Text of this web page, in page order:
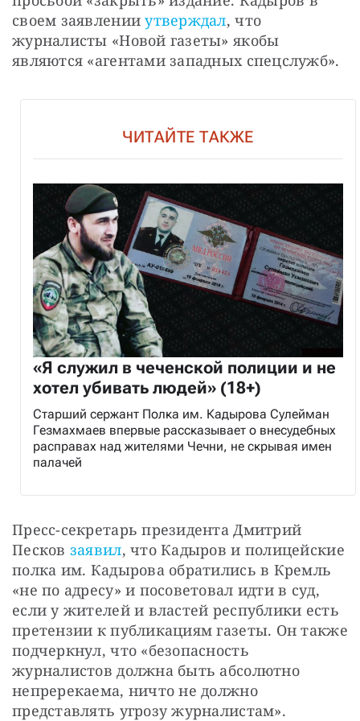
своем заявлении утверждал, что
журналисты «Новой газеты» якобы
являются «агентами западных спецслужб».
ЧИТАЙТЕ ТАКЖЕ
«Я служил в чеченской полиции и не
хотел убивать людей» (18+)
Старший сержант Полка им. Кадырова Сулейман
Гезмахмаев впервые рассказывает о внесудебных
расправах над жителями Чечни, не скрывая имен
палачей
Пресс-секретарь президента Дмитрий
Песков заявил, что Кадыров и полицейские
полка им. Кадырова обратились в Кремль
«не по адресу» и посоветовал идти в суд,
если у жителей и властей республики есть
претензии к публикациям газеты. Он также
подчеркнул, что «безопасность
журналистов должна быть абсолютно
непререкаема, ничто не должно
представлять угрозу журналистам».